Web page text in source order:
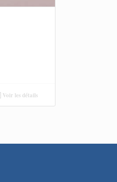
Voir les détails